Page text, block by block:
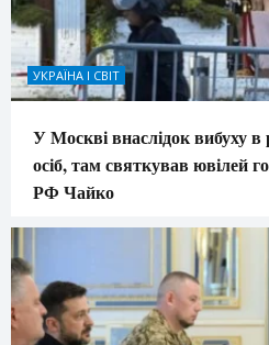
УКРАЇНА І СВІТ
У Москві внаслідок вибуху в
осіб, там святкував ювілей
РФ Чайко